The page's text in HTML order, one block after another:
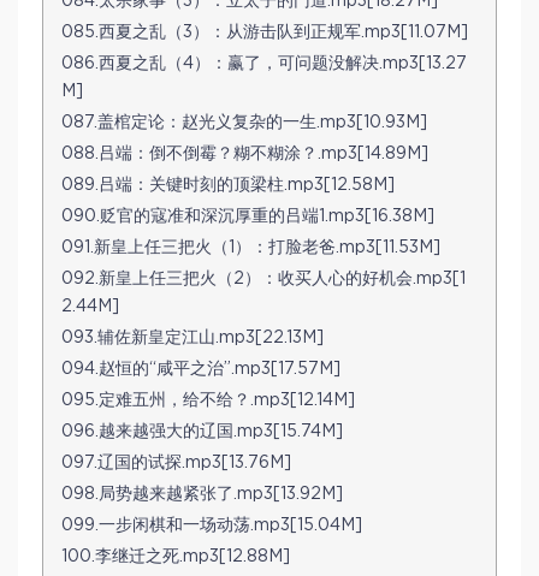
085.西夏之乱（3）：从游击队到正规军.mp3[11.07M]
086.西夏之乱（4）：赢了，可问题没解决.mp3[13.27
M]
087.盖棺定论：赵光义复杂的一生.mp3[10.93M]
088.吕端：倒不倒霉？糊不糊涂？.mp3[14.89M]
089.吕端：关键时刻的顶梁柱.mp3[12.58M]
090.贬官的寇准和深沉厚重的吕端1.mp3[16.38M]
091.新皇上任三把火（1）：打脸老爸.mp3[11.53M]
092.新皇上任三把火（2）：收买人心的好机会.mp3[1
2.44M]
093.辅佐新皇定江山.mp3[22.13M]
094.赵恒的“咸平之治”.mp3[17.57M]
095.定难五州，给不给？.mp3[12.14M]
096.越来越强大的辽国.mp3[15.74M]
097.辽国的试探.mp3[13.76M]
098.局势越来越紧张了.mp3[13.92M]
099.一步闲棋和一场动荡.mp3[15.04M]
100.李继迁之死.mp3[12.88M]